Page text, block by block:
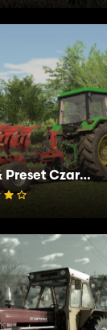
Oświetlenie & Preset Czarny317 (Shader)